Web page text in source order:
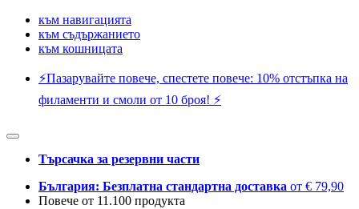
към навигацията
към съдържанието
към кошницата
⚡️Пазарувайте повече, спестете повече: 10% отстъпка на
филаменти и смоли от 10 броя! ⚡️
Търсачка за резервни части
България: Безплатна стандартна доставка от € 79,90
Повече от 11.100 продукта